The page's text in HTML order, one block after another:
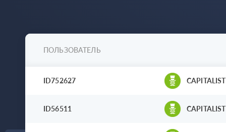
ПОЛЬЗОВАТЕЛЬ
ID752627 CAPITALIST
ID56511 CAPITALIST